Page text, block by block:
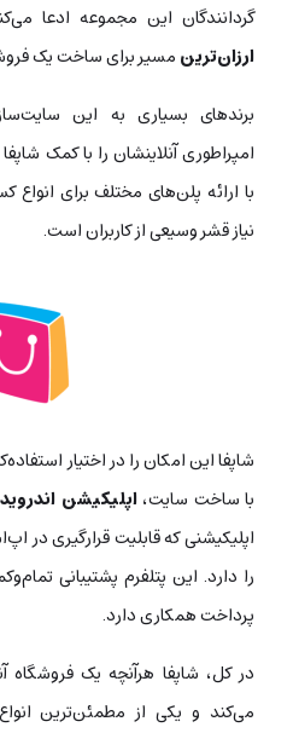
گردانندگان این مجموعه ادعا
ارزان‌ترینمسیر برای ساخت یک
برندهای بسیاری به این
امپراطوری آنلاینشان را با کمک
با ارائه پلن‌های مختلف برای انواع
نیاز قشر وسیعی از کاربران است.
شاپفا این امکان را در اختیار
با ساخت سایت،اپلیکیشن
اپلیکیشنی که قابلیت قرارگیری در
پرداخت همکاری دارد.
در کل، شاپفا هرآنچه یک فروشگاه
می‌کند و یکی از مطمئن‌ترین